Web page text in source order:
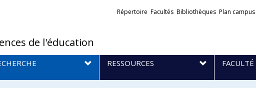
de l'éducation
Liens
Répertoire Facultés Bibliothèques Plan campus
RESSOURCES FACULTÉ